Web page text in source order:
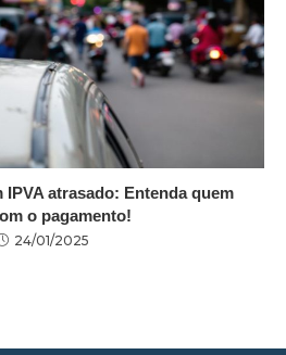
IPVA atrasado: Entenda quem
o pagamento!
24/01/2025